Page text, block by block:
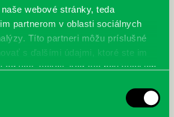
webové stránky, teda
partnerom v oblasti sociálnych
Títo partneri môžu príslušné
s ďalšími údajmi, ktoré ste im
od vás získali, keď ste používali ich
Kinney, J.: Denník odvážneho
bojka 11.: Dvojitý podfuk